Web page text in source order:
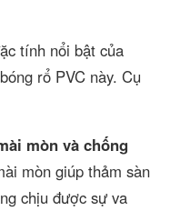
tính nổi bật của
rổ PVC này. Cụ
mòn và chống
mòn giúp thảm sàn
chịu được sự va